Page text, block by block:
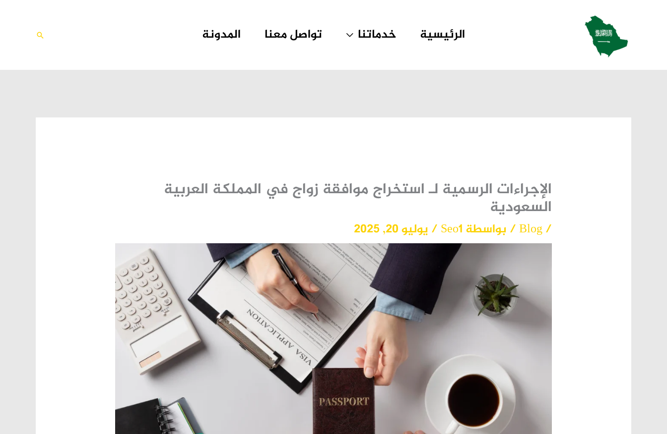
المحتوى
الرئيسية خدماتنا تواصل معنا المدونة البحث
الإجراءات الرسمية لـ استخراج موافقة زواج في المملكة العربية
السعودية
/
Blog/ بواسطة Seo1
/ يوليو 20, 2025